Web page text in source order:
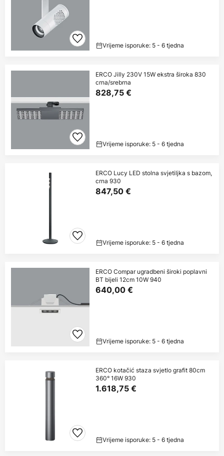
Vrijeme isporuke: 5 - 6 tjedna
ERCO Jilly 230V 15W ekstra široka 830
crna/srebrna
828,75 €
Vrijeme isporuke: 5 - 6 tjedna
ERCO Lucy LED stolna svjetiljka s bazom,
crna 930
847,50 €
Vrijeme isporuke: 5 - 6 tjedna
ERCO Compar ugradbeni široki poplavni
BT bijeli 12cm 10W 940
640,00 €
Vrijeme isporuke: 5 - 6 tjedna
ERCO kotačić staza svjetlo grafit 80cm
360° 16W 930
1.618,75 €
Vrijeme isporuke: 5 - 6 tjedna